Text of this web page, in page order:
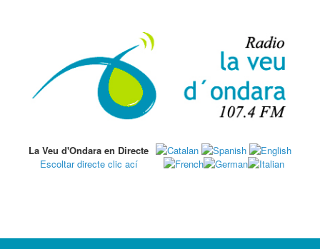
La Veu d'Ondara en Directe
Escoltar directe clic ací